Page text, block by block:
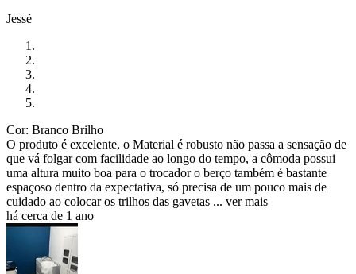
Jessé
Cor: Branco Brilho
O produto é excelente, o Material é robusto não passa a sensação de
que vá folgar com facilidade ao longo do tempo, a cômoda possui
uma altura muito boa para o trocador o berço também é bastante
espaçoso dentro da expectativa, só precisa de um pouco mais de
cuidado ao colocar os trilhos das gavetas ... ver mais
há cerca de 1 ano